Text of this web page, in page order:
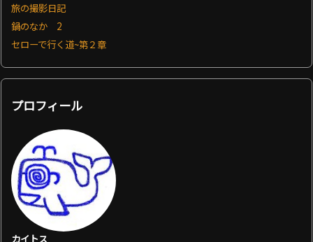
旅の撮影日記
鍋のなか 2
セローで行く道~第２章
プロフィール
カイトス